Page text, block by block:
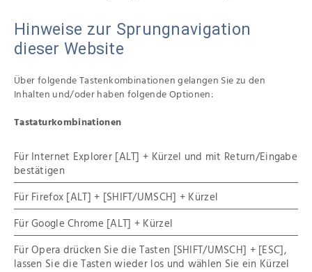
Hinweise zur Sprungnavigation
dieser Website
Über folgende Tastenkombinationen gelangen Sie zu den
Inhalten und/oder haben folgende Optionen:
Tastaturkombinationen
Für Internet Explorer [ALT] + Kürzel und mit Return/Eingabe
bestätigen
Für Firefox [ALT] + [SHIFT/UMSCH] + Kürzel
Für Google Chrome [ALT] + Kürzel
Für Opera drücken Sie die Tasten [SHIFT/UMSCH] + [ESC],
lassen Sie die Tasten wieder los und wählen Sie ein Kürzel